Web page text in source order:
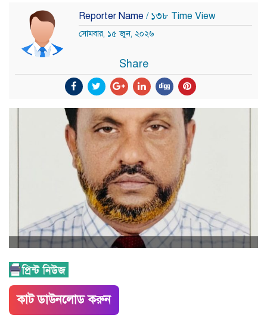
Reporter Name / ১৩৮ Time View
সোমবার, ১৫ জুন, ২০২৬
Share
কাট ডাউনলোড করুন